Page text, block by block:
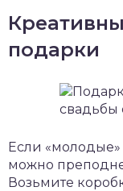
подарки
Если
можно
Возьмите